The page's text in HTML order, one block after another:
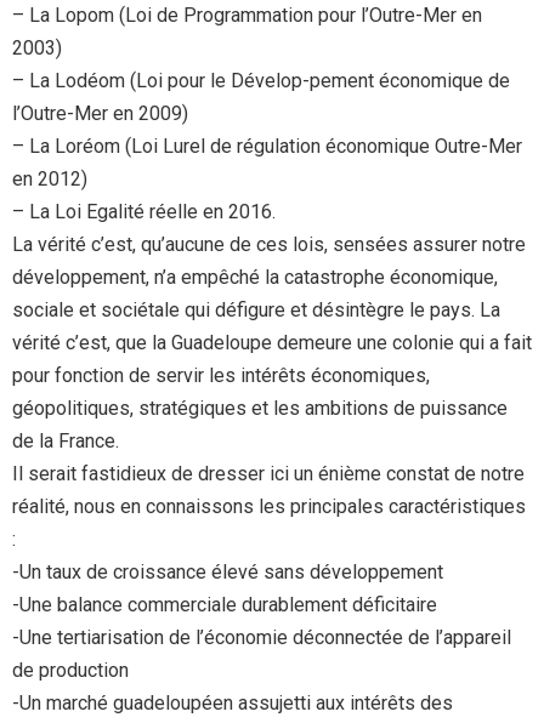
– La Lopom (Loi de Programmation pour l’Outre-Mer en
2003)
– La Lodéom (Loi pour le Dévelop-pement économique de
l’Outre-Mer en 2009)
– La Loréom (Loi Lurel de régulation économique Outre-Mer
en 2012)
– La Loi Egalité réelle en 2016.
La vérité c’est, qu’aucune de ces lois, sensées assurer notre
développement, n’a empêché la catastrophe économique,
sociale et sociétale qui défigure et désintègre le pays. La
vérité c’est, que la Guadeloupe demeure une colonie qui a fait
pour fonction de servir les intérêts économiques,
géopolitiques, stratégiques et les ambitions de puissance
de la France.
Il serait fastidieux de dresser ici un énième constat de notre
réalité, nous en connaissons les principales caractéristiques
:
-Un taux de croissance élevé sans développement
-Une balance commerciale durablement déficitaire
-Une tertiarisation de l’économie déconnectée de l’appareil
de production
-Un marché guadeloupéen assujetti aux intérêts des